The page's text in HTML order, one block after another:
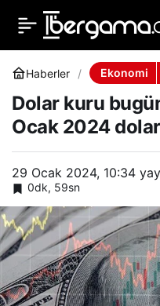
Haberler Ekonomi
Dolar kuru
Ocak 2024
29 Ocak 2024, 10:34
0dk, 59sn
Dolar kuru bugün ne
kadar? (29 Ocak 2024
dolar – euro fiyatları)